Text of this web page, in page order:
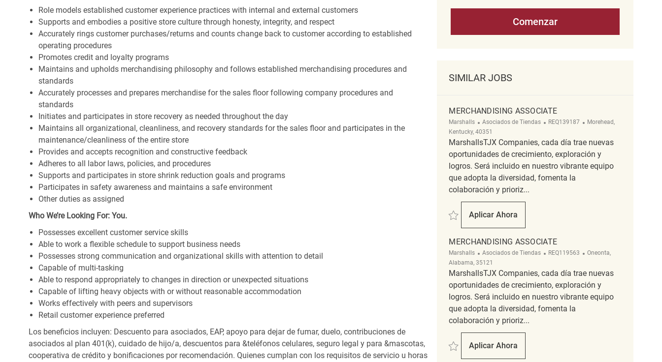
Role models established customer experience practices with internal and external customers
Supports and embodies a positive store culture through honesty, integrity, and respect
Accurately rings customer purchases/returns and counts change back to customer according to established
operating procedures
Promotes credit and loyalty programs
Maintains and upholds merchandising philosophy and follows established merchandising procedures and
standards
Accurately processes and prepares merchandise for the sales floor following company procedures and
standards
Initiates and participates in store recovery as needed throughout the day
Maintains all organizational, cleanliness, and recovery standards for the sales floor and participates in the
maintenance/cleanliness of the entire store
Provides and accepts recognition and constructive feedback
Adheres to all labor laws, policies, and procedures
Supports and participates in store shrink reduction goals and programs
Participates in safety awareness and maintains a safe environment
Other duties as assigned
Who We’re Looking For: You.
Possesses excellent customer service skills
Able to work a flexible schedule to support business needs
Possesses strong communication and organizational skills with attention to detail
Capable of multi-tasking
Able to respond appropriately to changes in direction or unexpected situations
Capable of lifting heavy objects with or without reasonable accommodation
Works effectively with peers and supervisors
Retail customer experience preferred
Los beneficios incluyen: Descuento para asociados, EAP, apoyo para dejar de fumar, duelo, contribuciones de
asociados al plan 401(k), cuidado de hijo/a, descuentos para &teléfonos celulares, seguro legal y para &mascotas,
cooperativa de crédito y bonificaciones por recomendación. Quienes cumplan con los requisitos de servicio u horas
Comenzar
SIMILAR JOBS
MERCHANDISING ASSOCIATE
Marshalls Categoría
Asociados de Tiendas ReqId
REQ139187 Ubicación
Morehead,
Kentucky, 40351
MarshallsTJX Companies, cada día trae nuevas
oportunidades de crecimiento, exploración y
logros. Será incluido en nuestro vibrante equipo
que adopta la diversidad, fomenta la
colaboración y prioriz...
Salvar Merchandising Associate REQ139187
Aplicar Ahora
Merchandising Associate
MERCHANDISING ASSOCIATE
Marshalls Categoría
Asociados de Tiendas ReqId
REQ119563 Ubicación
Oneonta,
Alabama, 35121
MarshallsTJX Companies, cada día trae nuevas
oportunidades de crecimiento, exploración y
logros. Será incluido en nuestro vibrante equipo
que adopta la diversidad, fomenta la
colaboración y prioriz...
Salvar Merchandising Associate REQ119563
Aplicar Ahora
Merchandising Associate